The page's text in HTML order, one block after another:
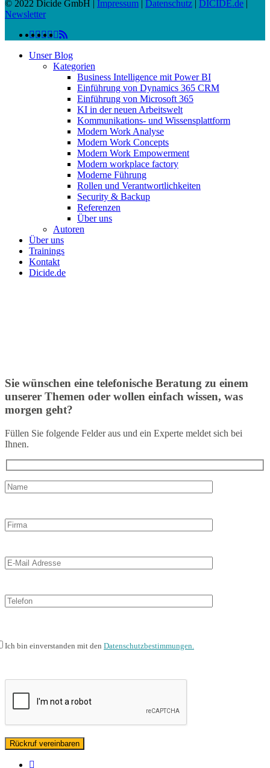
© 2022 Dicide GmbH | Impressum | Datenschutz | DICIDE.de |
Newsletter
twitter
facebook
linkedinyoutube
RSS
instagram
spotify
vk
Close
Unser Blog
Kategorien
Business Intelligence mit Power BI
Einführung von Dynamics 365 CRM
Einführung von Microsoft 365
KI in der neuen Arbeitswelt
Kommunikations- und Wissensplattform
Modern Work Analyse
Modern Work Concepts
Modern Work Empowerment
Modern workplace factory
Moderne Führung
Rollen und Verantwortlichkeiten
Security & Backup
Referenzen
Über uns
Autoren
Über uns
Trainings
Kontakt
Dicide.de
Sie wünschen eine telefonische Beratung zu einem
unserer Themen oder wollen einfach wissen, was
morgen geht?
Füllen Sie folgende Felder aus und ein Experte meldet sich bei
Ihnen.
Ich bin einverstanden mit den Datenschutzbestimmungen.
facebook